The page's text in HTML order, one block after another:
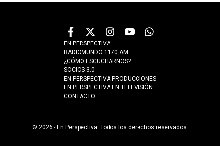
EN PERSPECTIVA
RADIOMUNDO 1170 AM
¿CÓMO ESCUCHARNOS?
SOCIOS 3.0
EN PERSPECTIVA PRODUCCIONES
EN PERSPECTIVA EN TELEVISIÓN
CONTACTO
© 2026 - En Perspectiva. Todos los derechos reservados.